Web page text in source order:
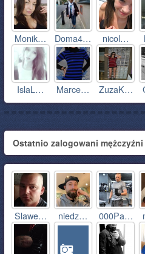
Monik… Doma4… nicol…
IslaL… Marce… ZuzaK…
Ostatnio zalogowani mężczyźni
Slawe… niedz… 000Pa…